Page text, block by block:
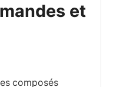
et
composés